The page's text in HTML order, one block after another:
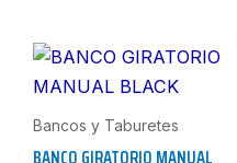
Bancos y Taburetes